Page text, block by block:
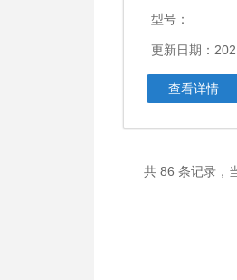
型号：
更新日期：
查看详情
共 86 条记录